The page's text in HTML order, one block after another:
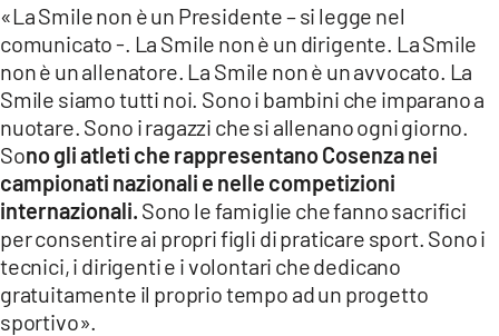
«La Smile non è un Presidente – si legge nel
comunicato -. La Smile non è un dirigente. La Smile
non è un allenatore. La Smile non è un avvocato. La
Smile siamo tutti noi. Sono i bambini che imparano a
nuotare. Sono i ragazzi che si allenano ogni giorno.
Sono gli atleti che rappresentano Cosenza nei
campionati nazionali e nelle competizioni
internazionali. Sono le famiglie che fanno sacrifici
per consentire ai propri figli di praticare sport. Sono i
tecnici, i dirigenti e i volontari che dedicano
gratuitamente il proprio tempo ad un progetto
sportivo».